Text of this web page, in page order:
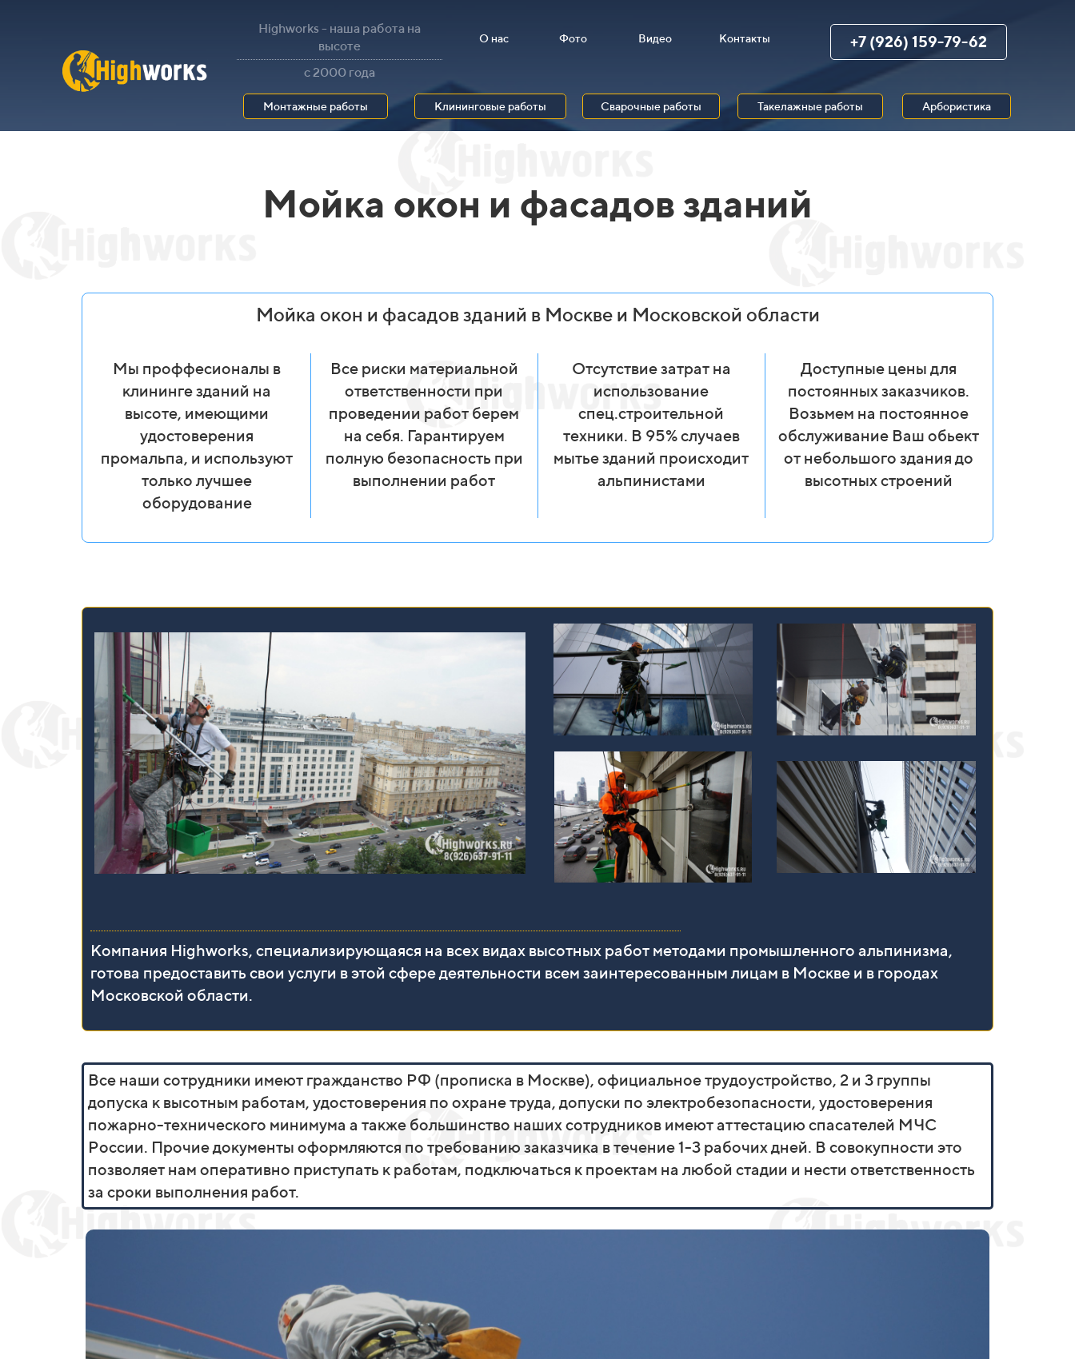
Highworks - наша работа на
высоте
с 2000 года
О нас Фото Видео Контакты +7 (926) 159-79-62
Монтажные работы Клининговые работы Сварочные работы Такелажные работы Арбористика
Мойка окон и фасадов зданий
Мойка окон и фасадов зданий в Москве и Московской области
Мы проффесионалы в
клининге зданий на
высоте, имеющими
удостоверения
промальпа, и используют
только лучшее
оборудование
Все риски материальной
ответственности при
проведении работ берем
на себя. Гарантируем
полную безопасность при
выполнении работ
Отсутствие затрат на
использование
спец.строительной
техники. В 95% случаев
мытье зданий происходит
альпинистами
Доступные цены для
постоянных заказчиков.
Возьмем на постоянное
обслуживание Ваш обьект
от небольшого здания до
высотных строений
Компания Highworks, специализирующаяся на всех видах высотных работ методами промышленного альпинизма,
готова предоставить свои услуги в этой сфере деятельности всем заинтересованным лицам в Москве и в городах
Московской области.
Все наши сотрудники имеют гражданство РФ (прописка в Москве), официальное трудоустройство, 2 и 3 группы
допуска к высотным работам, удостоверения по охране труда, допуски по электробезопасности, удостоверения
пожарно-технического минимума а также большинство наших сотрудников имеют аттестацию спасателей МЧС
России. Прочие документы оформляются по требованию заказчика в течение 1-3 рабочих дней. В совокупности это
позволяет нам оперативно приступать к работам, подключаться к проектам на любой стадии и нести ответственность
за сроки выполнения работ.